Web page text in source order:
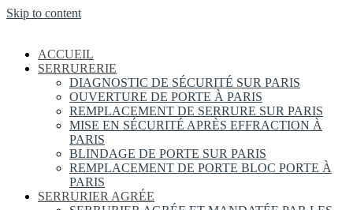
Skip to content
ACCUEIL
SERRURERIE
DIAGNOSTIC DE SÉCURITÉ SUR PARIS
OUVERTURE DE PORTE À PARIS
REMPLACEMENT DE SERRURE SUR PARIS
MISE EN SÉCURITÉ APRÈS EFFRACTION À
PARIS
BLINDAGE DE PORTE SUR PARIS
REMPLACEMENT DE PORTE BLOC PORTE À
PARIS
SERRURIER AGRÉE